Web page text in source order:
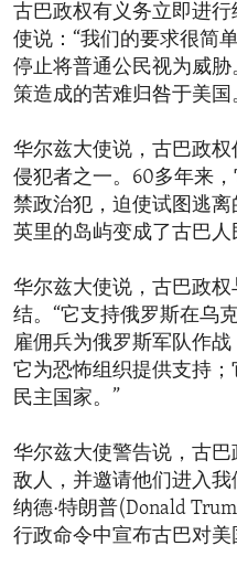
古巴政权有义务立即进
使说：“我们的要求很简
停止将普通公民视为威
策造成的苦难归咎于美国
华尔兹大使说，古巴政
侵犯者之一。60多年来
禁政治犯，迫使试图逃
英里的岛屿变成了古巴人
华尔兹大使说，古巴政
结。“它支持俄罗斯在乌
雇佣兵为俄罗斯军队作战
它为恐怖组织提供支持
民主国家。”
华尔兹大使警告说，古
敌人，并邀请他们进入
纳德·特朗普(Donald
行政命令中宣布古巴对美